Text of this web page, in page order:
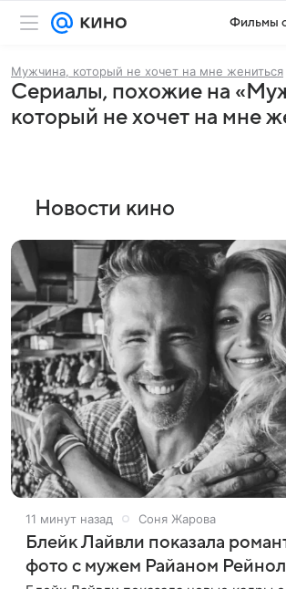
Фильмы
Мужчина, который не хочет на мне жениться
Сериалы, похожие на
который не хочет на мне
Новости кино
11 минут назад Соня Жарова
Блейк Лайвли показала
фото с мужем Райаном